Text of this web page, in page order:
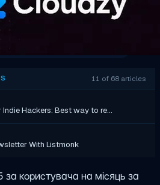
11 of 68 articles
Hackers: Best way to re…
With Listmonk
користувача на місяць за